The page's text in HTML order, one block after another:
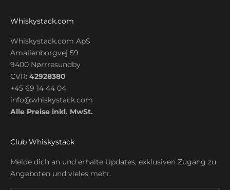
Whiskystack.com
Whiskystack.com ApS
Amalienborgvej 59
9400 Nørrresundby
CVR: 42928380
+45 69 14 44 04
info@whiskystack.com
Alle Preise inkl. MwSt.
Club Whiskystack
Melde dich an und erhalte Updates, exklusiven Zugang zu
Angeboten und vieles mehr.